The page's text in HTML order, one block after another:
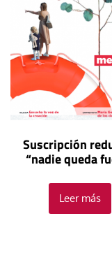
Suscripción
“nadie queda
Leer más